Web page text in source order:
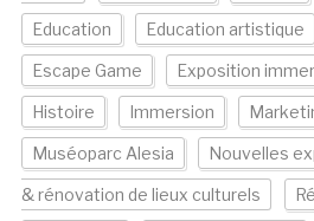
Education Education artistique
Escape Game Exposition
Histoire Immersion
Muséoparc Alesia Nouvelles
& rénovation de lieux culturels